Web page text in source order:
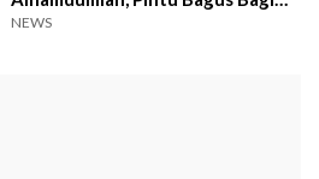
Polri Ungkap Pemilik Fufufafa
NEWS